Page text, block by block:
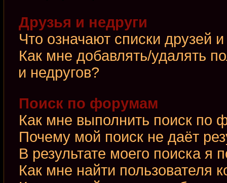
Друзья и недруги
Что означают списки друзей
Как мне добавлять/удалять
и недругов?
Поиск по форумам
Как мне выполнить поиск
Почему мой поиск не даёт
В результате моего поиска я
Как мне найти пользователя